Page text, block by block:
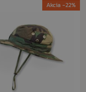
Akcia -22%